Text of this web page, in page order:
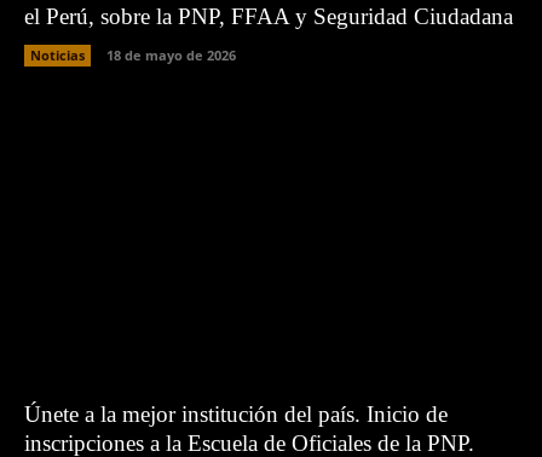
el Perú, sobre la PNP, FFAA y Seguridad Ciudadana
Noticias 18 de mayo de 2026
Únete a la mejor institución del país. Inicio de
inscripciones a la Escuela de Oficiales de la PNP.